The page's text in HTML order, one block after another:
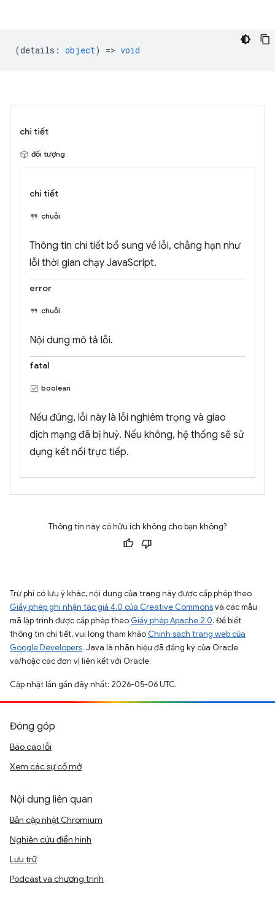
(details : object) => void
chi tiết
đối tượng
chi tiết
chuỗi
Thông tin chi tiết bổ sung về lỗi, chẳng hạn như
lỗi thời gian chạy JavaScript.
error
chuỗi
Nội dung mô tả lỗi.
fatal
boolean
Nếu đúng, lỗi này là lỗi nghiêm trọng và giao
dịch mạng đã bị huỷ. Nếu không, hệ thống sẽ sử
dụng kết nối trực tiếp.
Thông tin này có hữu ích không cho bạn không?
Trừ phi có lưu ý khác, nội dung của trang này được cấp phép theo
Giấy phép ghi nhận tác giả 4.0 của Creative Commonsvà các mẫu
mã lập trình được cấp phép theo Giấy phép Apache 2.0. Để biết
thông tin chi tiết, vui lòng tham khảo Chính sách trang web của
Google Developers. Java là nhãn hiệu đã đăng ký của Oracle
và/hoặc các đơn vị liên kết với Oracle.
Cập nhật lần gần đây nhất: 2026-05-06 UTC.
Đóng góp
Báo cáo lỗi
Xem các sự cố mở
Nội dung liên quan
Bản cập nhật Chromium
Nghiên cứu điển hình
Lưu trữ
Podcast và chương trình